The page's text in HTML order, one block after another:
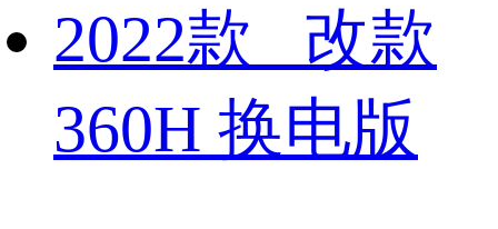
2022款 改款
360H 换电版